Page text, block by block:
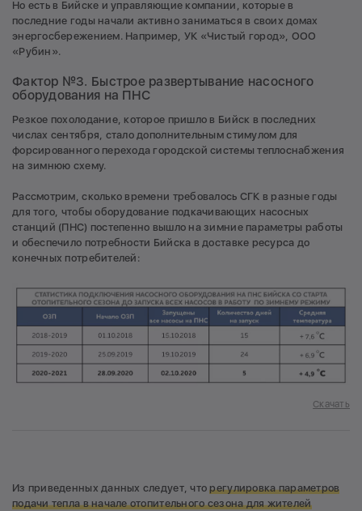
Но есть в Бийске и управляющие компании, которые в
последние годы начали активно заниматься в своих домах
энергосбережением. Например, УК «Чистый город», ООО
«Рубин».
Фактор №3. Быстрое развертывание насосного
оборудования на ПНС
Резкое похолодание, которое пришло в Бийск в последних
числах сентября, стало дополнительным стимулом для
форсированного перехода городской системы теплоснабжения
на зимнюю схему.
Рассмотрим, сколько времени требовалось СГК в разные годы
для того, чтобы оборудование подкачивающих насосных
станций (ПНС) постепенно вышло на зимние параметры работы
и обеспечило потребности Бийска в доставке ресурса до
конечных потребителей:
Скачать
Из приведенных данных следует, чторегулировка параметров
подачи тепла в начале отопительного сезона для жителей